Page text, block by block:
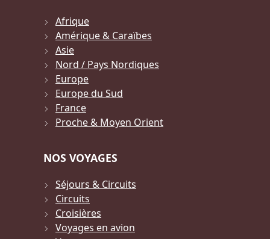
Afrique
Amérique & Caraïbes
Asie
Nord / Pays Nordiques
Europe
Europe du Sud
France
Proche & Moyen Orient
NOS VOYAGES
Séjours & Circuits
Circuits
Croisières
Voyages en avion